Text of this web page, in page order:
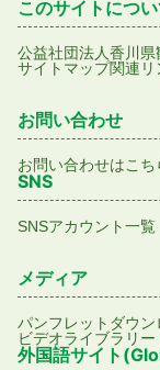
このサイトにつ
公益社団法人香川県
サイトマップ関連リ
お問い合わせ
お問い合わせはこち
SNS
SNSアカウント一覧
メディア
パンフレットダウン
ビデオライブラリー
外国語サイト